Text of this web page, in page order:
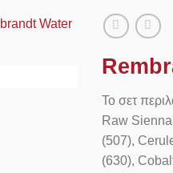
Το σετ
Raw
(507),
(630),